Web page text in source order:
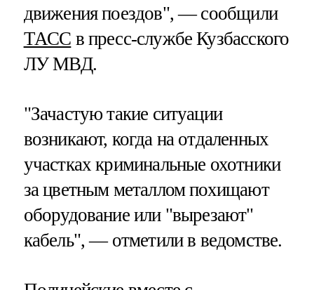
движения поездов", — сообщили
ТАСС в пресс-службе Кузбасского
ЛУ МВД.
"Зачастую такие ситуации
возникают, когда на отдаленных
участках криминальные охотники
за цветным металлом похищают
оборудование или "вырезают"
кабель", — отметили в ведомстве.